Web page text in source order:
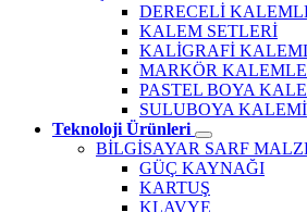
DERECELİ
KALEM SETLERİ
KALİGRAFİ
MARKÖR
PASTEL BOYA
SULUBOYA KALEMİ
Teknoloji Ürünleri
BİLGİSAYAR SARF
GÜÇ KAYNAĞI
KARTUŞ
KLAVYE